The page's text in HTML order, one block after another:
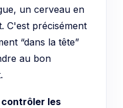
un cerveau en
C'est précisément
“dans la tête”
au bon
les